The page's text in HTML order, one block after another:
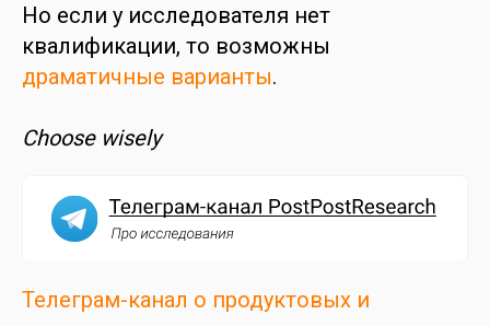
Но если у исследователя нет
квалификации, то возможны
драматичные варианты.
Choose wisely
Телеграм-канал о продуктовых и